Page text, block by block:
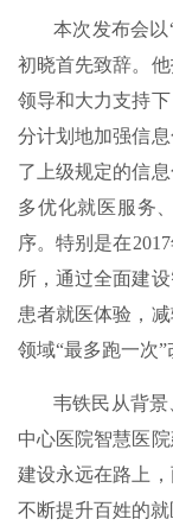
本次发布会
初晓首先致辞。
领导和大力支持
分计划地加强信
了上级规定的信
多优化就医服务
序。特别是在
所，通过全面建
患者就医体验，
领域“最多跑一次”
韦铁民从背
中心医院智慧医
建设永远在路上
不断提升百姓的就